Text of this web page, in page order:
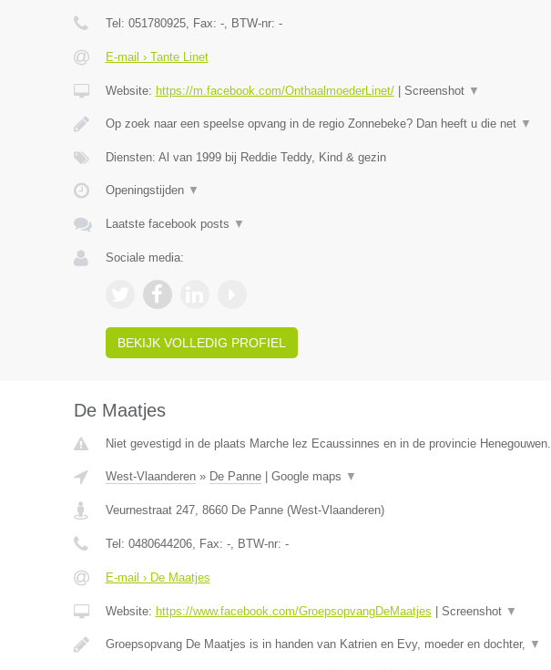
Tel: 051780925, Fax: -, BTW-nr: -
E-mail › Tante Linet
Website: https://m.facebook.com/OnthaalmoederLinet/| Screenshot ▼
Op zoek naar een speelse opvang in de regio Zonnebeke? Dan heeft u die net ▼
Diensten: Al van 1999 bij Reddie Teddy, Kind & gezin
Openingstijden ▼
Laatste facebook posts ▼
Sociale media:
BEKIJK VOLLEDIG PROFIEL
De Maatjes
Niet gevestigd in de plaats Marche lez Ecaussinnes en in de provincie Henegouwen.
West-Vlaanderen» De Panne| Google maps ▼
Veurnestraat 247, 8660 De Panne(West-Vlaanderen)
Tel: 0480644206, Fax: -, BTW-nr: -
E-mail › De Maatjes
Website: https://www.facebook.com/GroepsopvangDeMaatjes Screenshot ▼
Groepsopvang De Maatjes is in handen van Katrien en Evy, moeder en dochter, ▼